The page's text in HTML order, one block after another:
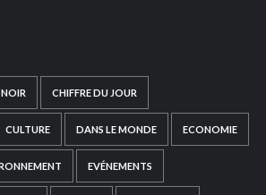
CHIFFRE DU JOUR
CULTURE DANS LE MONDE ECONOMIE
EVÉNEMENTS